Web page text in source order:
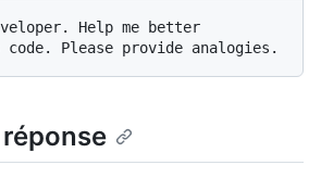
Help me better